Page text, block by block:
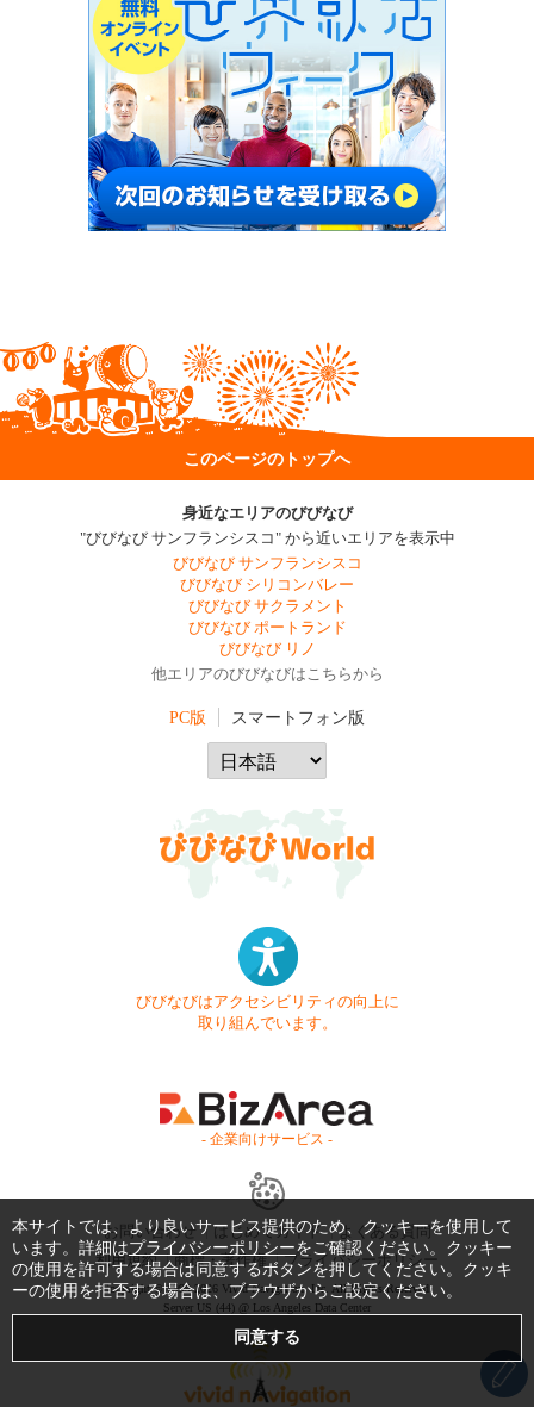
このページのトップへ
身近なエリアのびびなび
"びびなび サンフランシスコ" から近いエリアを表示中
びびなび サンフランシスコ
びびなび シリコンバレー
びびなび サクラメント
びびなび ポートランド
びびなび リノ
他エリアのびびなびはこちらから
PC版 スマートフォン版
びびなびはアクセシビリティの向上に
取り組んでいます。
- 企業向けサービス -
お問い合わせ はじめてガイド
よくある質問
利用規約
商標・著作権 プライバシーポリシー
Copyright © 1999-2026 Vivid Navigation, Inc. All Rights Reserved.
Server US (44) @ Los Angeles Data Center
本サイトでは、より良いサービス提供のため、クッキーを使用して
います。詳細はプライバシーポリシーをご確認ください。クッキー
の使用を許可する場合は同意するボタンを押してください。クッキ
ーの使用を拒否する場合は、ブラウザからご設定ください。